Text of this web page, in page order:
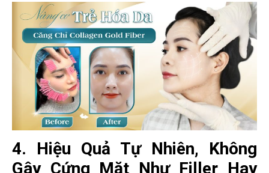
4. Hiệu Quả Tự Nhiên, Không
Gây Cứng Mặt Như Filler Hay